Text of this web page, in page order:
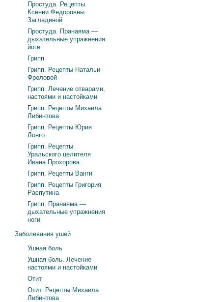
Простуда. Рецепты
Ксении Федоровны
Загладиной
Простуда. Пранаяма —
дыхательные упражнения
йоги
Грипп
Грипп. Рецепты Натальи
Фроловой
Грипп. Лечение отварами,
настоями и настойками
Грипп. Рецепты Михаила
Либинтова
Грипп. Рецепты Юрия
Лонго
Грипп. Рецепты
Уральского целителя
Ивана Прохорова
Грипп. Рецепты Ванги
Грипп. Рецепты Григория
Распутина
Грипп. Пранаяма —
дыхательные упражнения
ноги
Заболевания ушей
Ушная боль
Ушная боль. Лечение
настоями и настойками
Отит
Отит. Рецепты Михаила
Либинтова